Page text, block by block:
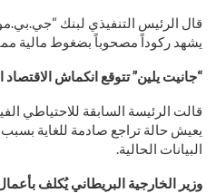
قال الرئيس التنفيذي لبنك
يشهد ركوداً مصحوباً بضغوط مالية مماثلة
“جانيت يلين” تتوقع انكماش الاقتصاد الأمريكي 30% في
قالت الرئيسة السابقة للاحتياطي
يعيش حالة تراجع صادمة للغاية
البيانات الحالية.
وزير الخارجية البريطاني يُكلف